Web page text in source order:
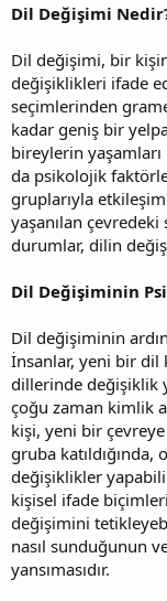
Dil Değişimi
Dil değişimi, bir
değişiklikleri ifade
seçimlerinden
kadar geniş bir
bireylerin yaşamları
da psikolojik
gruplarıyla
yaşanılan
durumlar, dilin
Dil Değişiminin
Dil değişiminin
İnsanlar, yeni bir dil
dillerinde değişiklik
çoğu zaman kimlik
kişi, yeni bir
gruba
değişiklikler
kişisel ifade
değişimini
nasıl sunduğunun
yansımasıdır.